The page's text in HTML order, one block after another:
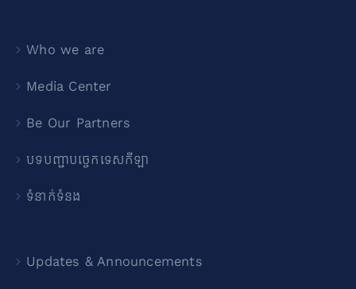
Who we are
Media Center
Be Our Partners
បទបញ្ជាបច្ចេកទេសកីឡា
ទំនាក់ទំនង
Updates & Announcements